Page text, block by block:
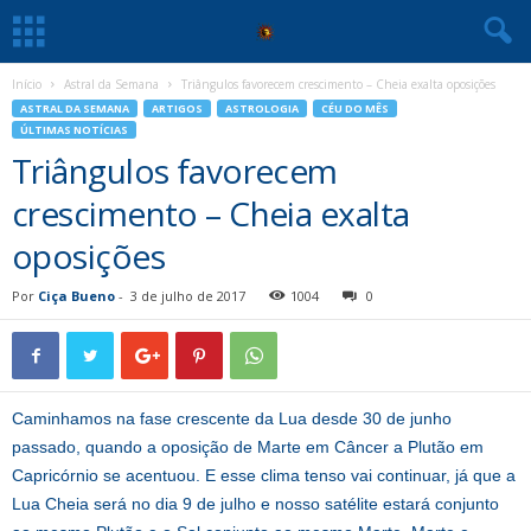
Início Astral da Semana Triângulos favorecem crescimento – Cheia exalta oposições
ASTRAL DA SEMANA ARTIGOS ASTROLOGIA
CÉU DO MÊS
ÚLTIMAS NOTÍCIAS
Triângulos favorecem
crescimento – Cheia exalta
oposições
Por Ciça Bueno - 3 de julho de 2017 1004 0
Caminhamos na fase crescente da Lua desde 30 de junho
passado, quando a oposição de Marte em Câncer a Plutão em
Capricórnio se acentuou. E esse clima tenso vai continuar, já que a
Lua Cheia será no dia 9 de julho e nosso satélite estará conjunto